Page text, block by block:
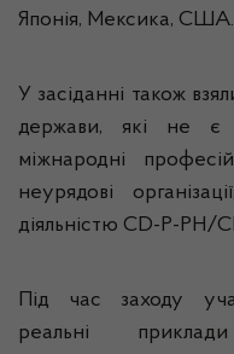
Японія, Мексика, США.
У засіданні також
держави, які не є
міжнародні
неурядові
діяльністю CD-P-PH/
Під час заходу
реальні